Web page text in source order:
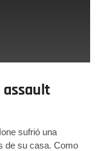
sufrió una
de su casa. Como